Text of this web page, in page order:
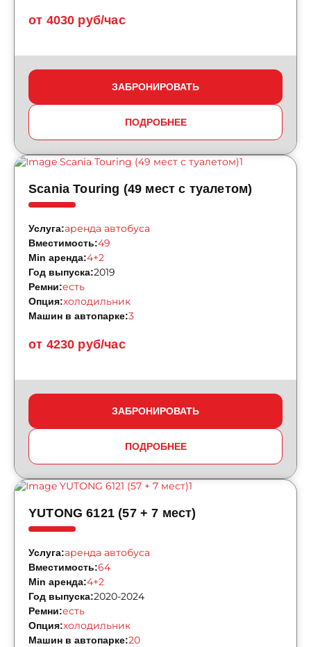
от 4030 руб/час
ЗАБРОНИРОВАТЬ
ПОДРОБНЕЕ
Scania Touring (49 мест с туалетом)
от 4230 руб/час
Услуга:аренда автобуса
Вместимость:49
Min аренда:4+2
Год выпуска:2019
Ремни:есть
Опция:холодильник
Машин в автопарке:3
ЗАБРОНИРОВАТЬ
ПОДРОБНЕЕ
YUTONG 6121 (57 + 7 мест)
Услуга:аренда автобуса
Вместимость:64
Min аренда:4+2
Год выпуска:2020-2024
Ремни:есть
Опция:холодильник
Машин в автопарке:20